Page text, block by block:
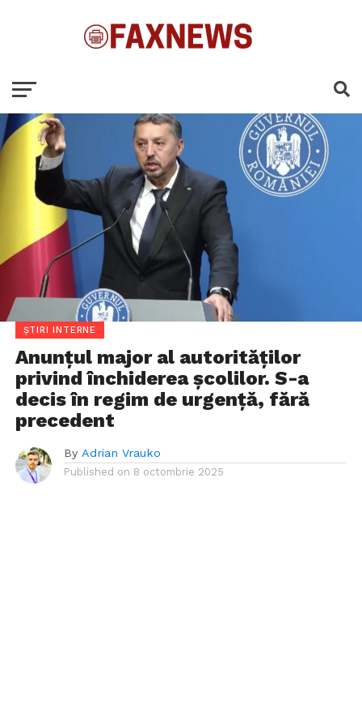
ȘTIRI INTERNE
Anunțul major al autorităților
privind închiderea școlilor. S-a
decis în regim de urgență, fără
precedent
By Adrian Vrauko
Published on 8 octombrie 2025